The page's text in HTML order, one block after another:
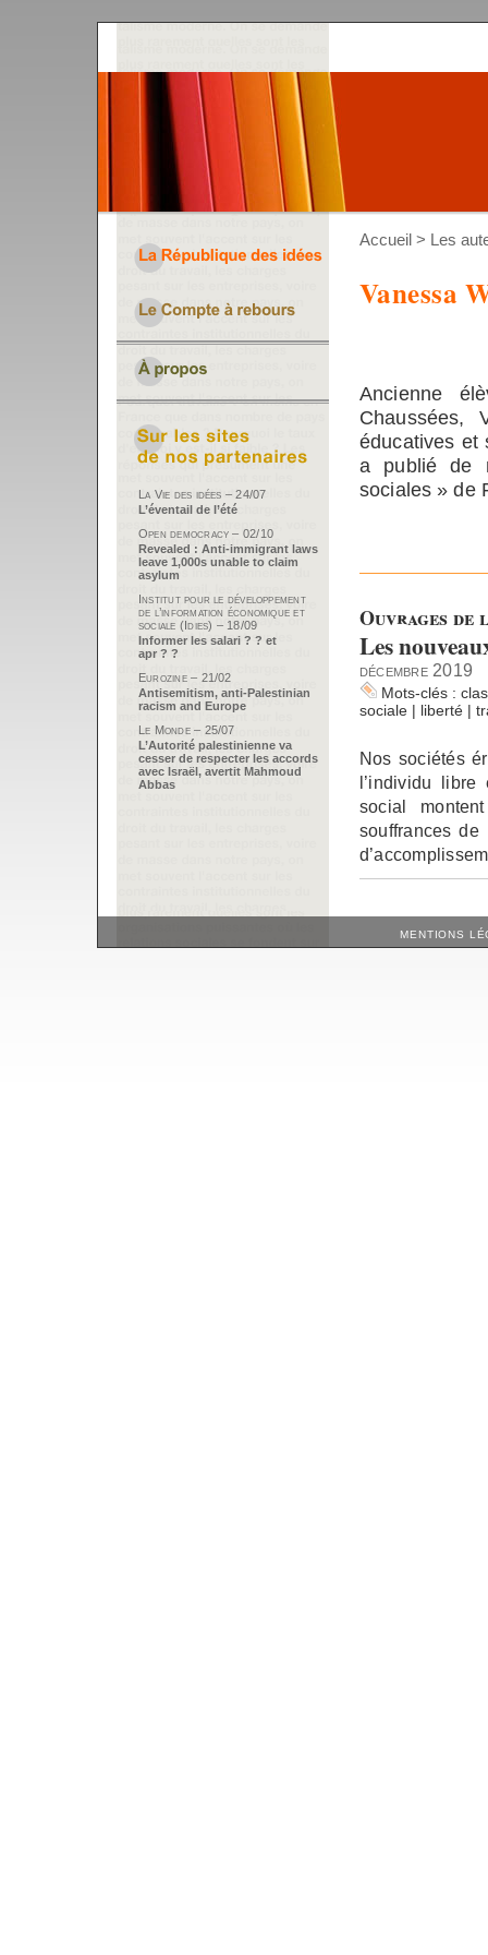
Accueil > Les
Vanessa
Ancienne
Chaussées,
éducatives et
a publié de
sociales » de
Ouvrages
Les
décembre 2019
Mots-clés :
sociale | liberté |
Nos sociétés
l’individu
social
souffrances
La Vie des idées – 24/07
L’éventail de l’été
Open democracy – 02/10
Revealed : Anti-immigrant laws
leave 1,000s unable to claim
asylum
Institut pour le développement
de l’information économique et
sociale (Idies) – 18/09
Informer les salari ? ? et
apr ? ?
Eurozine – 21/02
Antisemitism, anti-Palestinian
racism and Europe
Le Monde – 25/07
L’Autorité palestinienne va
cesser de respecter les accords
avec Israël, avertit Mahmoud
Abbas
MENTIONS